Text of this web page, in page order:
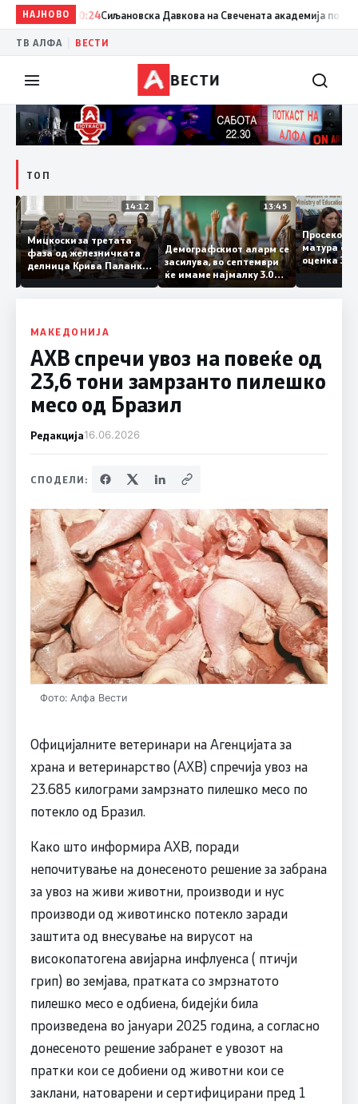
НАЈНОВО
20:24 Сиљановска Давкова на Свечената академија по повод
ТВ АЛФА ВЕСТИ
ВЕСТИ
ТОП
15:20 14:12
Мицкоски за третата
фаза од железничката
делница Крива Паланка
– Деве Баир: Проектот
нема да заврши на
целина
13:45
Демографскиот аларм се
засилува, во септември
ќе имаме најмалку 3.000
првачиња помалку
матура
оценка
МАКЕДОНИЈА
АХВ спречи увоз на повеќе од
23,6 тони замрзанто пилешко
месо од Бразил
Редакција16.06.2026
СПОДЕЛИ:
Фото: Алфа Вести
Официјалните ветеринари на Агенцијата за
храна и ветеринарство (АХВ) спречија увоз на
23.685 килограми замрзнато пилешко месо по
потекло од Бразил.
Како што информира АХВ, поради
непочитување на донесеното решение за забрана
за увоз на живи животни, производи и нус
производи од животинско потекло заради
заштита од внесување на вирусот на
високопатогена авијарна инфлуенса ( птичји
грип) во земјава, пратката со змрзнатото
пилешко месо е одбиена, бидејќи била
произведена во јануари 2025 година, а согласно
донесеното решение забранет е увозот на
пратки кои се добиени од животни кои се
заклани, натоварени и сертифицирани пред 1